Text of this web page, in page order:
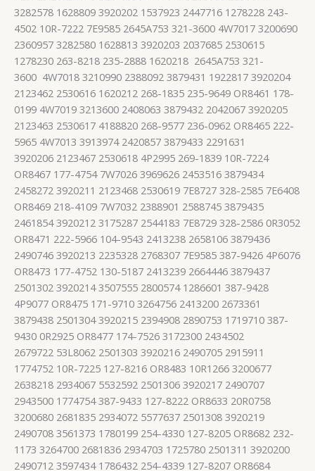
3282578 1628809 3920202 1537923 2447716 1278228 243-
4502 10R-7222 7E9585 2645A753 321-3600 4W7017 3200690
2360957 3282580 1628813 3920203 2037685 2530615
1278230 263-8218 235-2888 1620218 2645A753 321-
3600 4W7018 3210990 2388092 3879431 1922817 3920204
2123462 2530616 1620212 268-1835 235-9649 OR8461 178-
0199 4W7019 3213600 2408063 3879432 2042067 3920205
2123463 2530617 4188820 268-9577 236-0962 OR8465 222-
5965 4W7013 3913974 2420857 3879433 2291631
3920206 2123467 2530618 4P2995 269-1839 10R-7224
OR8467 177-4754 7W7026 3969626 2453516 3879434
2458272 3920211 2123468 2530619 7E8727 328-2585 7E6408
OR8469 218-4109 7W7032 2388901 2588745 3879435
2461854 3920212 3175287 2544183 7E8729 328-2586 0R3052
OR8471 222-5966 104-9543 2413238 2658106 3879436
2490746 3920213 2235328 2768307 7E9585 387-9426 4P6076
OR8473 177-4752 130-5187 2413239 2664446 3879437
2501302 3920214 3507555 2800574 1286601 387-9428
4P9077 OR8475 171-9710 3264756 2413200 2673361
3879438 2501304 3920215 2394908 2890753 1719710 387-
9430 0R2925 OR8477 174-7526 3172300 2434502
2679722 53L8062 2501303 3920216 2490705 2915911
1774752 10R-7225 127-8216 OR8483 10R1266 3200677
2638218 2934067 5532592 2501306 3920217 2490707
2943500 1774754 387-9433 127-8222 OR8633 20R0758
3200680 2681835 2934072 5577637 2501308 3920219
2490708 3561373 1780199 254-4330 127-8205 OR8682 232-
1173 3264700 2681836 2934703 1725780 2501311 3920200
2490712 3597434 1786432 254-4339 127-8207 OR8684